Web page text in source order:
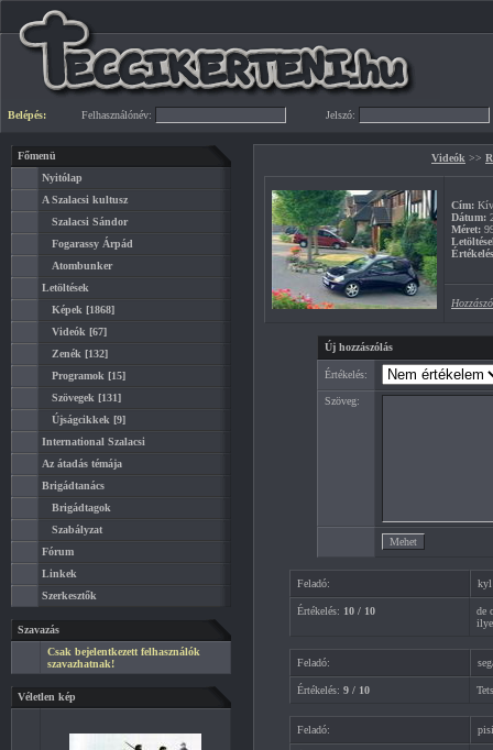
Belépés: Felhasználónév: Jelszó:
Főmenü
Nyitólap
A Szalacsi kultusz
Szalacsi Sándor
Fogarassy Árpád
Atombunker
Letöltések
Képek [1868]
Videók [67]
Zenék [132]
Programok [15]
Szövegek [131]
Újságcikkek [9]
International Szalacsi
Az átadás témája
Brigádtanács
Brigádtagok
Szabályzat
Fórum
Linkek
Szerkesztők
Szavazás
Csak bejelentkezett felhasználók
szavazhatnak!
Véletlen kép
Videók >>
Cím:
Dátum:
Méret:
Új hozzászólás
Értékelés:
Szöveg:
Feladó: kyl
Értékelés: 10 / 10
de
Feladó:
Értékelés: 9 / 10
Feladó: